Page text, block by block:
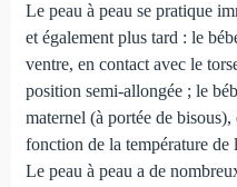
Le peau à peau se pratique
et également plus tard : le
ventre, en contact avec le
position semi-allongée ; le
maternel (à portée de
fonction de la température de
Le peau à peau a de